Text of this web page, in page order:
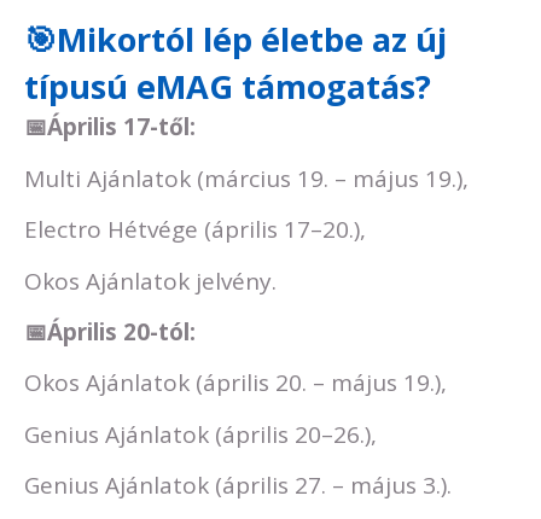
🎯Mikortól lép életbe az új
típusú eMAG támogatás?
📅Április 17-től:
Multi Ajánlatok (március 19. – május 19.),
Electro Hétvége (április 17–20.),
Okos Ajánlatok jelvény.
📅Április 20-tól:
Okos Ajánlatok (április 20. – május 19.),
Genius Ajánlatok (április 20–26.),
Genius Ajánlatok (április 27. – május 3.).